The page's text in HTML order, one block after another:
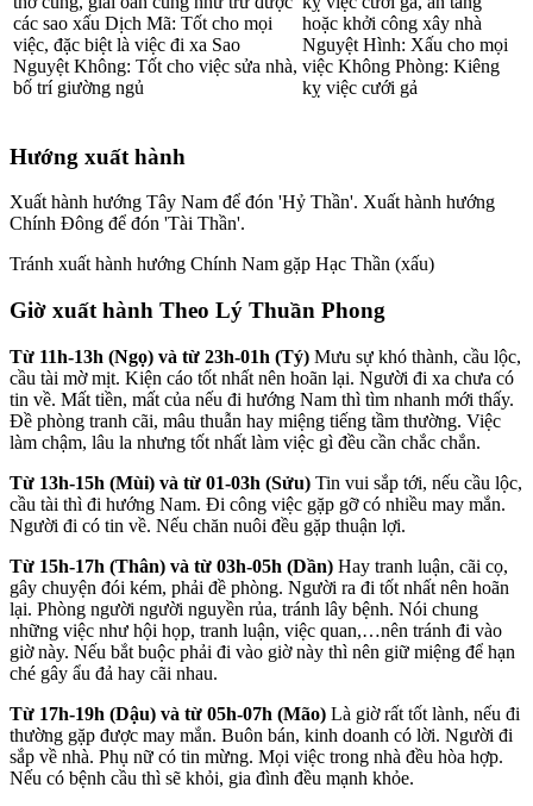
các sao xấu Dịch Mã: Tốt cho mọi
việc, đặc biệt là việc đi xa Sao
Nguyệt Không: Tốt cho việc sửa nhà,
bố trí giường ngủ
hoặc khởi công xây nhà
Nguyệt Hình: Xấu cho mọi
việc Không Phòng: Kiêng
kỵ việc cưới gả
Hướng xuất hành
Xuất hành hướng Tây Nam để đón 'Hỷ Thần'. Xuất hành hướng
Chính Đông để đón 'Tài Thần'.
Tránh xuất hành hướng Chính Nam gặp Hạc Thần (xấu)
Giờ xuất hành Theo Lý Thuần Phong
Từ 11h-13h (Ngọ) và từ 23h-01h (Tý) Mưu sự khó thành, cầu lộc,
cầu tài mờ mịt. Kiện cáo tốt nhất nên hoãn lại. Người đi xa chưa có
tin về. Mất tiền, mất của nếu đi hướng Nam thì tìm nhanh mới thấy.
Đề phòng tranh cãi, mâu thuẫn hay miệng tiếng tầm thường. Việc
làm chậm, lâu la nhưng tốt nhất làm việc gì đều cần chắc chắn.
Từ 13h-15h (Mùi) và từ 01-03h (Sửu) Tin vui sắp tới, nếu cầu lộc,
cầu tài thì đi hướng Nam. Đi công việc gặp gỡ có nhiều may mắn.
Người đi có tin về. Nếu chăn nuôi đều gặp thuận lợi.
Từ 15h-17h (Thân) và từ 03h-05h (Dần) Hay tranh luận, cãi cọ,
gây chuyện đói kém, phải đề phòng. Người ra đi tốt nhất nên hoãn
lại. Phòng người người nguyền rủa, tránh lây bệnh. Nói chung
những việc như hội họp, tranh luận, việc quan,…nên tránh đi vào
giờ này. Nếu bắt buộc phải đi vào giờ này thì nên giữ miệng để hạn
ché gây ẩu đả hay cãi nhau.
Từ 17h-19h (Dậu) và từ 05h-07h (Mão) Là giờ rất tốt lành, nếu đi
thường gặp được may mắn. Buôn bán, kinh doanh có lời. Người đi
sắp về nhà. Phụ nữ có tin mừng. Mọi việc trong nhà đều hòa hợp.
Nếu có bệnh cầu thì sẽ khỏi, gia đình đều mạnh khỏe.